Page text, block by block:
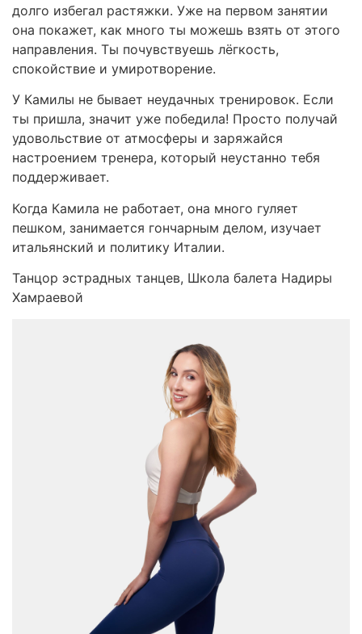
долго избегал растяжки. Уже на первом занятии
она покажет, как много ты можешь взять от этого
направления. Ты почувствуешь лёгкость,
спокойствие и умиротворение.
У Камилы не бывает неудачных тренировок. Если
ты пришла, значит уже победила! Просто получай
удовольствие от атмосферы и заряжайся
настроением тренера, который неустанно тебя
поддерживает.
Когда Камила не работает, она много гуляет
пешком, занимается гончарным делом, изучает
итальянский и политику Италии.
Танцор эстрадных танцев, Школа балета Надиры
Хамраевой